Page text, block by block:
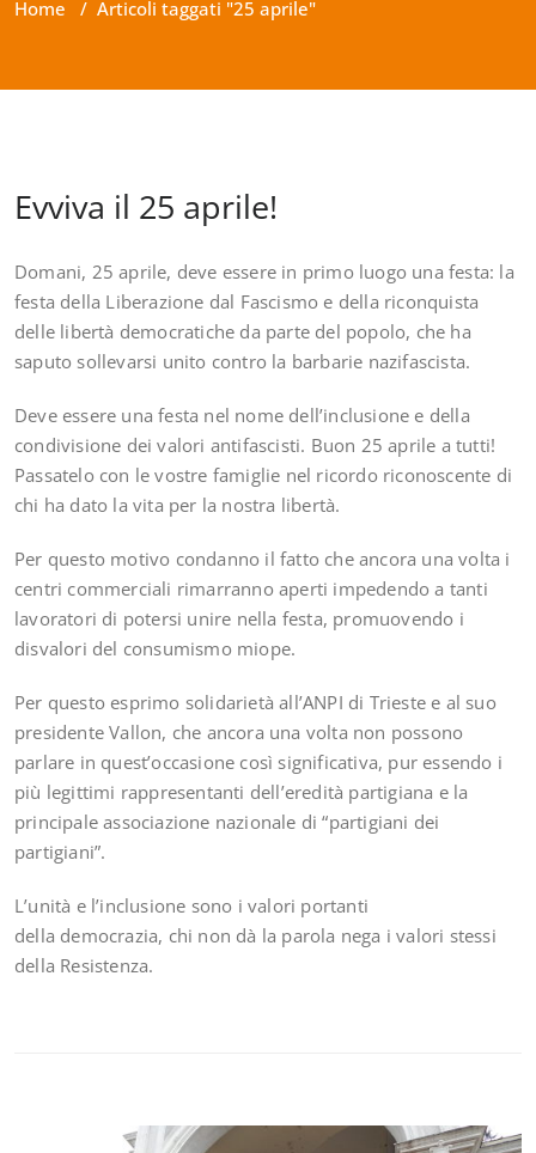
Home / Articoli taggati "25 aprile"
Evviva il 25 aprile!
Domani, 25 aprile, deve essere in primo luogo una festa: la
festa della Liberazione dal Fascismo e della riconquista
delle libertà democratiche da parte del popolo, che ha
saputo sollevarsi unito contro la barbarie nazifascista.
Deve essere una festa nel nome dell’inclusione e della
condivisione dei valori antifascisti. Buon 25 aprile a tutti!
Passatelo con le vostre famiglie nel ricordo riconoscente di
chi ha dato la vita per la nostra libertà.
Per questo motivo condanno il fatto che ancora una volta i
centri commerciali rimarranno aperti impedendo a tanti
lavoratori di potersi unire nella festa, promuovendo i
disvalori del consumismo miope.
Per questo esprimo solidarietà all’ANPI di Trieste e al suo
presidente Vallon, che ancora una volta non possono
parlare in quest’occasione così significativa, pur essendo i
più legittimi rappresentanti dell’eredità partigiana e la
principale associazione nazionale di “partigiani dei
partigiani”.
L’unità e l’inclusione sono i valori portanti
della democrazia, chi non dà la parola nega i valori stessi
della Resistenza.